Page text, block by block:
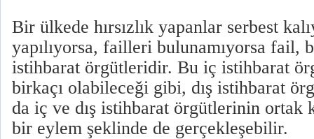
Bir ülkede hırsızlık yapanlar serbest
yapılıyorsa, failleri bulunamıyorsa fail,
istihbarat örgütleridir. Bu iç istihbarat
birkaçı olabileceği gibi, dış istihbarat
da iç ve dış istihbarat örgütlerinin ortak
bir eylem şeklinde de gerçekleşebilir.